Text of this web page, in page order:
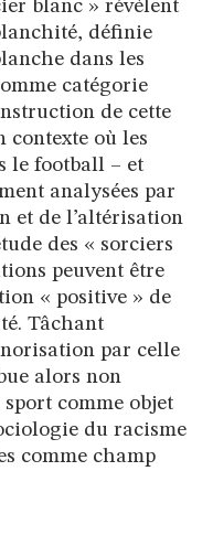
blanc » révèlent
définie
dans les
catégorie
de cette
contexte où les
le football – et
analysées par
et de l’altérisation
des « sorciers
peuvent être
« positive » de
Tâchant
par celle
alors non
comme objet
du racisme
comme champ